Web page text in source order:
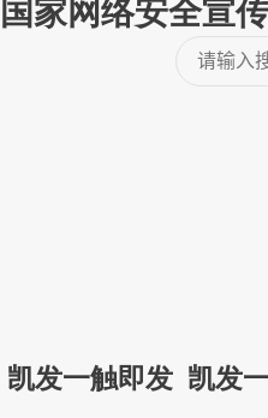
国家网络安全宣
凯发一触即发 凯发